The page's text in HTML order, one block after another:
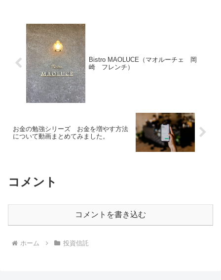
Bistro MAOLUCE（マオルーチェ 岡
崎 フレンチ）
お金の勉強シリーズ お金を増やす方法
について動画まとめてみました。
コメント
コメントを書き込む
ホーム 投資信託